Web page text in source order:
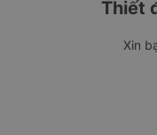
Thiết
Xin